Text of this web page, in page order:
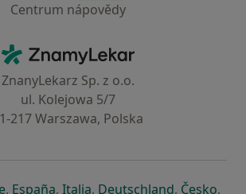
Centrum nápovědy
ZnamyLekar - Hlavní stránka
ZnanyLekarz Sp. z o.o.
ul. Kolejowa 5/7
217 Warszawa, Polska
v nové záložce
se otevře v nové záložce
, Españase otevře v nové záložce
, Italiase otevře v nové záložce
, Deutschlandse otevře v
, Českose
,